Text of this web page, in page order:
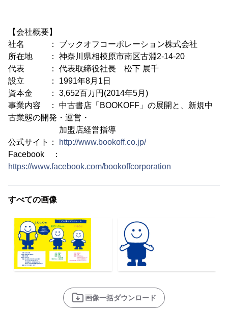
【会社概要】
社名 ： ブックオフコーポレーション株式会社
所在地 ： 神奈川県相模原市南区古淵2-14-20
代表 ： 代表取締役社長 松下 展千
設立 ： 1991年8月1日
資本金 ： 3,652百万円(2014年5月)
事業内容 ： 中古書店「BOOKOFF」の展開と、新規中
古業態の開発・運営・
加盟店経営指導
公式サイト：
http://www.bookoff.co.jp/
Facebook ：
https://www.facebook.com/bookoffcorporation
すべての画像
画像一括ダウンロード